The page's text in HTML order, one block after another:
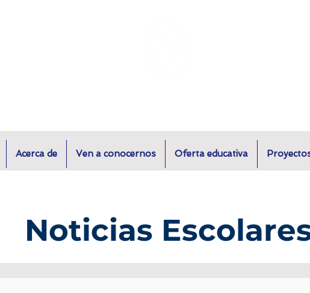
Acerca de Ven a conocernos Oferta educativa
Noticias